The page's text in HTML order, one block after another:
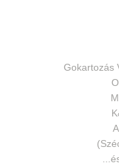
Gokartozás